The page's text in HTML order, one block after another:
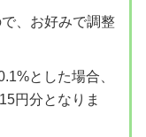
、お好みで調整
とした場合、
円分となりま